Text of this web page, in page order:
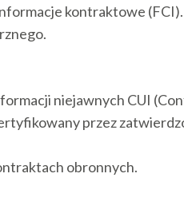
kontraktowe (FCI).
niejawnych CUI
przez
obronnych.